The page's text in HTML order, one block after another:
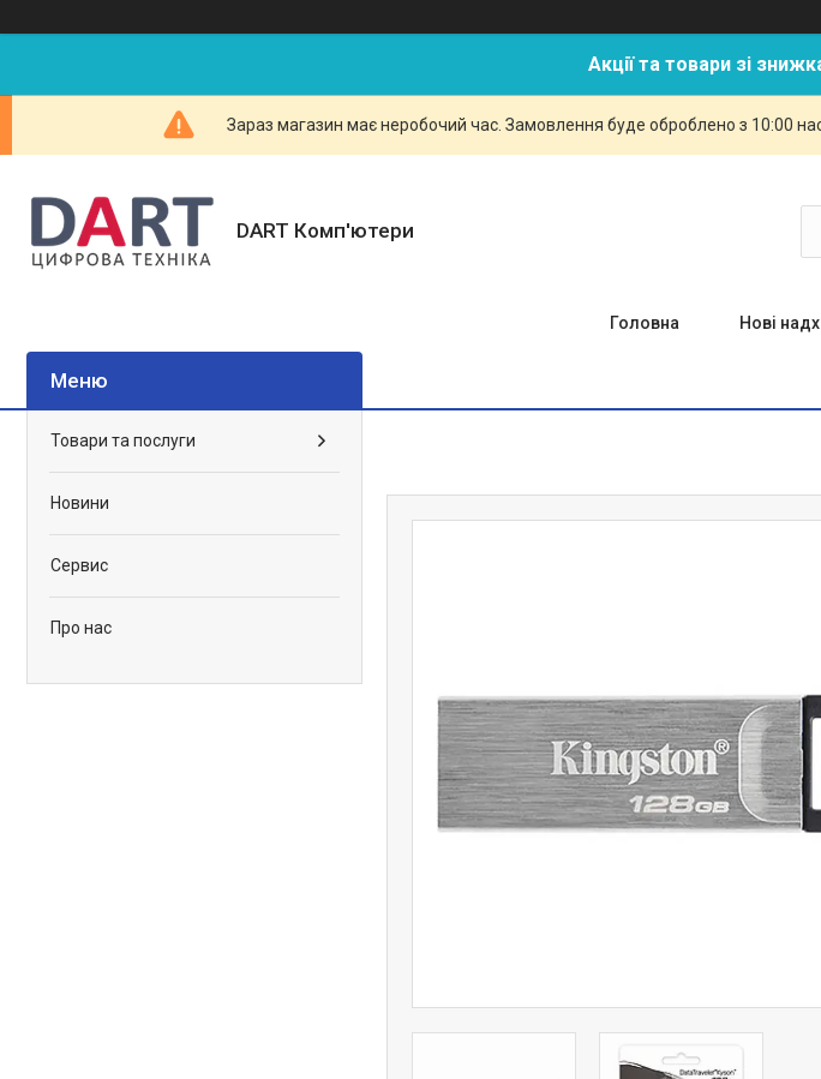
Акції та товари зі
Зараз магазин має неробочий час. Замовлення буде оброблено з 10:00
DART Комп'ютери
Головна Нові
Товари та послуги
Новини
Сервис
Про нас